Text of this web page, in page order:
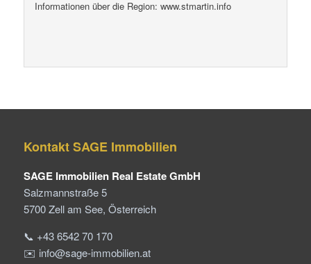
Informationen über die Region: www.stmartin.info
Kontakt SAGE Immobilien
SAGE Immobilien Real Estate GmbH
Salzmannstraße 5
5700 Zell am See, Österreich
📞 +43 6542 70 170
✉️ info@sage-immobilien.at